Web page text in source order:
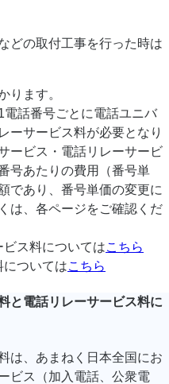
どの取付工事を行った時は
ります。
電話番号ごとに電話ユニバ
ーサービス料が必要となり
ービス・電話リレーサービ
号あたりの費用（番号単
であり、番号単価の変更に
は、各ページをご確認くだ
ス料についてはこちら
についてはこちら
と電話リレーサービス料に
は、あまねく日本全国にお
ビス（加入電話、公衆電